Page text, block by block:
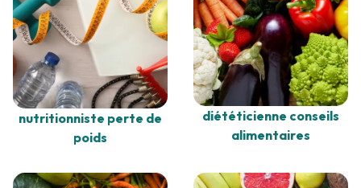
nutritionniste perte de
poids
diététicienne conseils
alimentaires